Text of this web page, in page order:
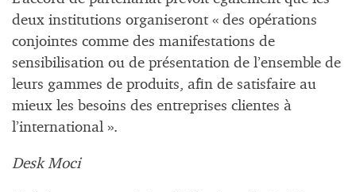
deux institutions organiseront « des opérations
conjointes comme des manifestations de
sensibilisation ou de présentation de l’ensemble de
leurs gammes de produits, afin de satisfaire au
mieux les besoins des entreprises clientes à
l’international ».
Desk Moci